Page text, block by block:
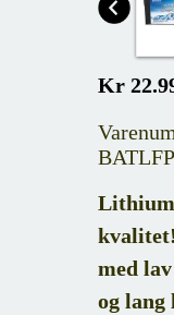
Kr
med
og lang